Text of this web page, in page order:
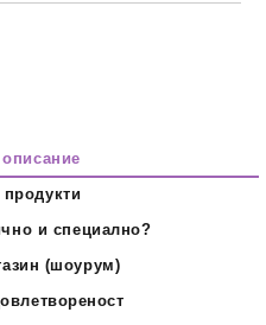
и специално?
(шоурум)